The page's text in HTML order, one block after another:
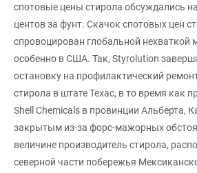
спотовые цены стирола обсуждались
центов за фунт. Скачок спотовых цен
спровоцирован глобальной нехваткой
особенно в США. Так, Styrolution
остановку на профилактический
стирола в штате Техас, в то время как
Shell Chemicals в провинции Альберта,
закрытым из-за форс-мажорных
величине производитель стирола,
северной части побережья